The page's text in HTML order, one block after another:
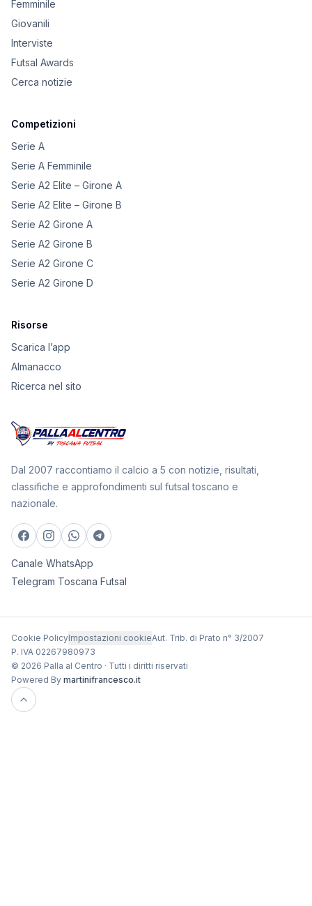
Femminile
Giovanili
Interviste
Futsal Awards
Cerca notizie
Competizioni
Serie A
Serie A Femminile
Serie A2 Elite – Girone A
Serie A2 Elite – Girone B
Serie A2 Girone A
Serie A2 Girone B
Serie A2 Girone C
Serie A2 Girone D
Risorse
Scarica l’app
Almanacco
Ricerca nel sito
Dal 2007 raccontiamo il calcio a 5 con notizie, risultati,
classifiche e approfondimenti sul futsal toscano e
nazionale.
Canale WhatsApp
Telegram Toscana Futsal
Cookie PolicyImpostazioni cookieAut. Trib. di Prato n° 3/2007
P. IVA 02267980973
© 2026 Palla al Centro · Tutti i diritti riservati
Powered By martinifrancesco.it